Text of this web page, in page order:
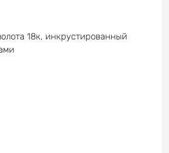
18к, инкрустированный